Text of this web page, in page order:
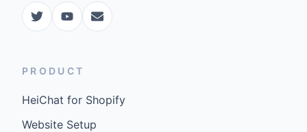
PRODUCT
HeiChat for Shopify
Website Setup